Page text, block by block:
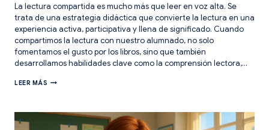
La lectura compartida es mucho más que leer en voz alta. Se
trata de una estrategia didáctica que convierte la lectura en una
experiencia activa, participativa y llena de significado. Cuando
compartimos la lectura con nuestro alumnado, no solo
fomentamos el gusto por los libros, sino que también
desarrollamos habilidades clave como la comprensión lectora,…
LEER MÁS LECTURA
PARA
MARCAR